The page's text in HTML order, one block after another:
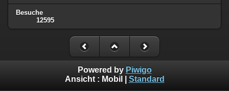
Besuche
12595
Powered by Piwigo
Ansicht : Mobil Standard